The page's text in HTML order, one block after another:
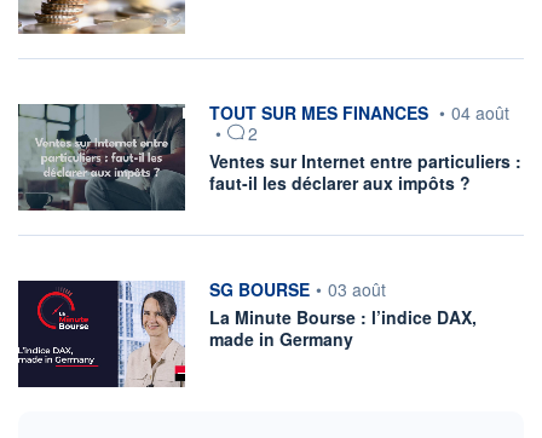
information fournie par
TOUT SUR MES FINANCES • 04 août
•
2
Ventes sur Internet entre particuliers :
faut-il les déclarer aux impôts ?
information fournie par
SG BOURSE • 03 août
La Minute Bourse : l’indice DAX,
made in Germany